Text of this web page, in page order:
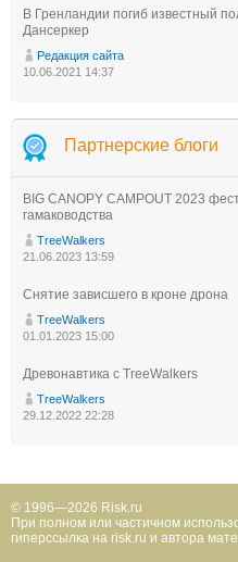
В Гренландии погиб известный
Дансеркер
Редакция сайта
10.06.2021 14:37
Партнерские блоги
BIG CANOPY CAMPOUT 2023
гамаководства
TreeWalkers
21.06.2023 13:59
Снятие зависшего в кроне дрона
TreeWalkers
01.01.2023 15:00
Древонавтика с TreeWalkers
TreeWalkers
29.12.2022 22:28
© 1996—2026 Risk.ru
При полном или частичном
гиперссылка на risk.ru и автора